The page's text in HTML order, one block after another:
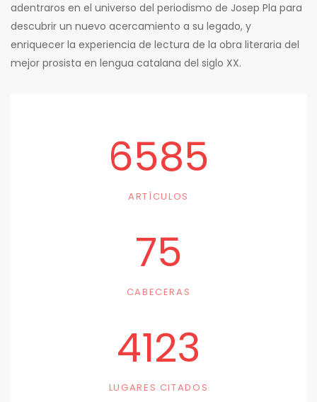
adentraros en el universo del periodismo de Josep Pla para
descubrir un nuevo acercamiento a su legado, y
enriquecer la experiencia de lectura de la obra literaria del
mejor prosista en lengua catalana del siglo XX.
6585
ARTÍCULOS
75
CABECERAS
4123
LUGARES CITADOS